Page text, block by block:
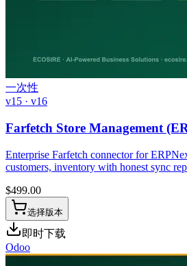
一次性
v15 · v16
Farfetch Store Management
Enterprise Farfetch connector for
customers, inventory with honest sync
$499.00
选择版本
即时下载
Odoo